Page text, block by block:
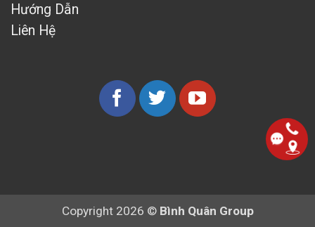
Hướng Dẫn
Liên Hệ
Copyright 2026 © Bình Quân Group